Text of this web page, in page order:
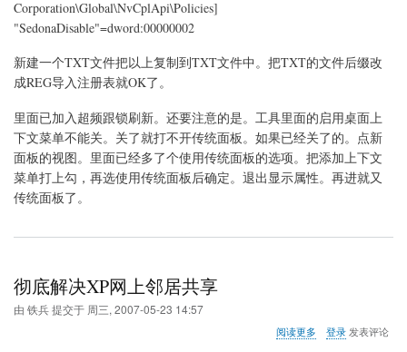
藏
Corporation\Global\NvCplApi\Policies]
"SedonaDisable"=dword:00000002
新建一个TXT文件把以上复制到TXT文件中。把TXT的文件后缀改
成REG导入注册表就OK了。
里面已加入超频跟锁刷新。还要注意的是。工具里面的启用桌面上
下文菜单不能关。关了就打不开传统面板。如果已经关了的。点新
面板的视图。里面已经多了个使用传统面板的选项。把添加上下文
菜单打上勾，再选使用传统面板后确定。退出显示属性。再进就又
传统面板了。
彻底解决XP网上邻居共享
由 铁兵提交于 周三, 2007-05-23 14:57
阅读更多 登录发表评论